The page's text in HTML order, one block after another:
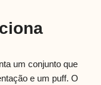
um conjunto que
e um puff. O